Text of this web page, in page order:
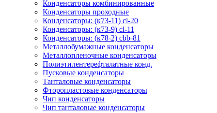
Конденсаторы комбинированные
Конденсаторы проходные
Конденсаторы: (к73-11) cl-20
Конденсаторы: (к73-9) cl-11
Конденсаторы: (к78-2) cbb-81
Металлобумажные конденсаторы
Металлопленочные конденсаторы
Полиэтилентерефталатные конд.
Пусковые конденсаторы
Танталовые конденсаторы
Фторопластовые конденсаторы
Чип конденсаторы
Чип танталовые конденсаторы